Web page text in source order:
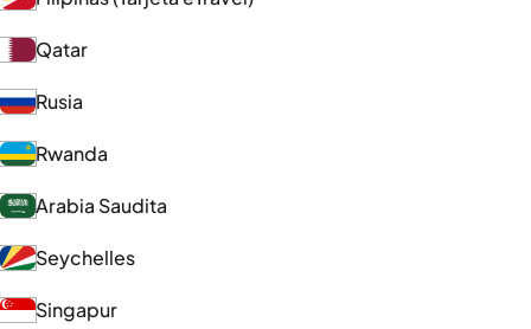
Qatar
Rusia
Rwanda
Arabia Saudita
Seychelles
Singapur